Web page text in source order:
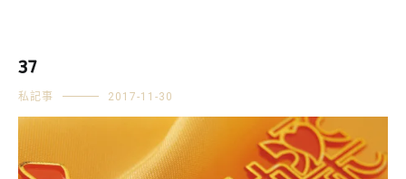
37
私記事 2017-11-30